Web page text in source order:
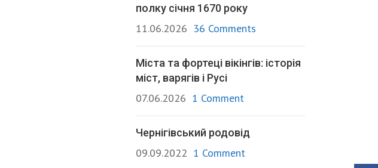
полку січня 1670 року
11.06.2026 36 Comments
Міста та фортеці вікінгів: історія
міст, варягів і Русі
07.06.2026 1 Comment
Чернігівський родовід
09.09.2022 1 Comment